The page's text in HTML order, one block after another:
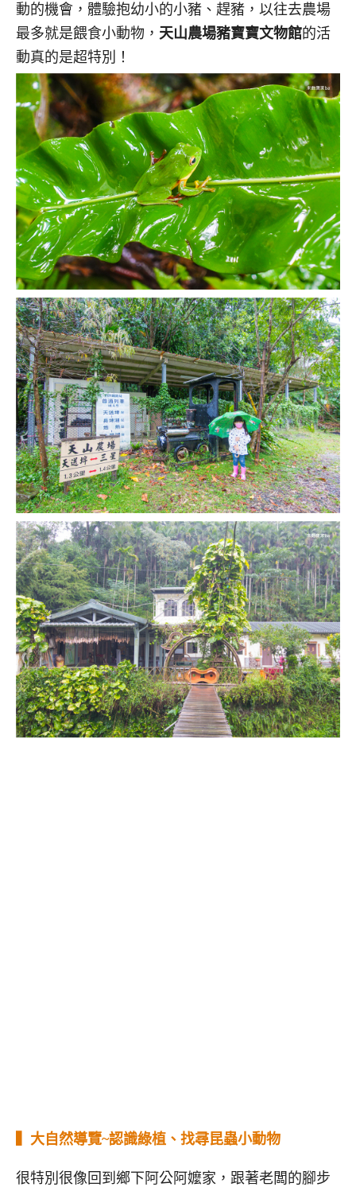
動的機會，體驗抱幼小的小豬、趕豬，以往去農場
最多就是餵食小動物， 天山農場豬寶寶文物館的活
動真的是超特別！
▍大自然導覽~認識綠植、找尋昆蟲小動物
很特別很像回到鄉下阿公阿嬤家，跟著老闆的腳步